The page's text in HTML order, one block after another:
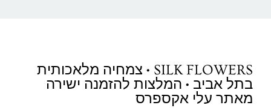
SILK FLOWERS • צמחיה מלאכותית
בתל אביב • המלצות להזמנה ישירה
מאתר עלי אקספרס